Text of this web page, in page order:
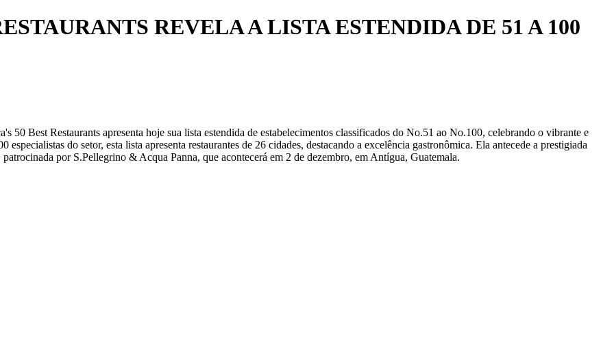
REVELA A LISTA ESTENDIDA DE 51 A 100
50 Best Restaurants apresenta hoje sua lista estendida de estabelecimentos classificados do No.51 ao No.100, celebrando o vibrante e
do setor, esta lista apresenta restaurantes de 26 cidades, destacando a excelência gastronômica. Ela antecede a prestigiada
patrocinada por S.Pellegrino & Acqua Panna, que acontecerá em 2 de dezembro, em Antígua, Guatemala.